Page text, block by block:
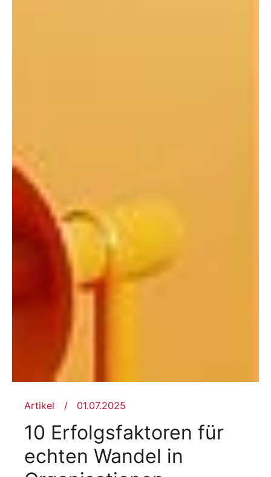
Artikel 01.07.2025
10 Erfolgsfaktoren für
echten Wandel in